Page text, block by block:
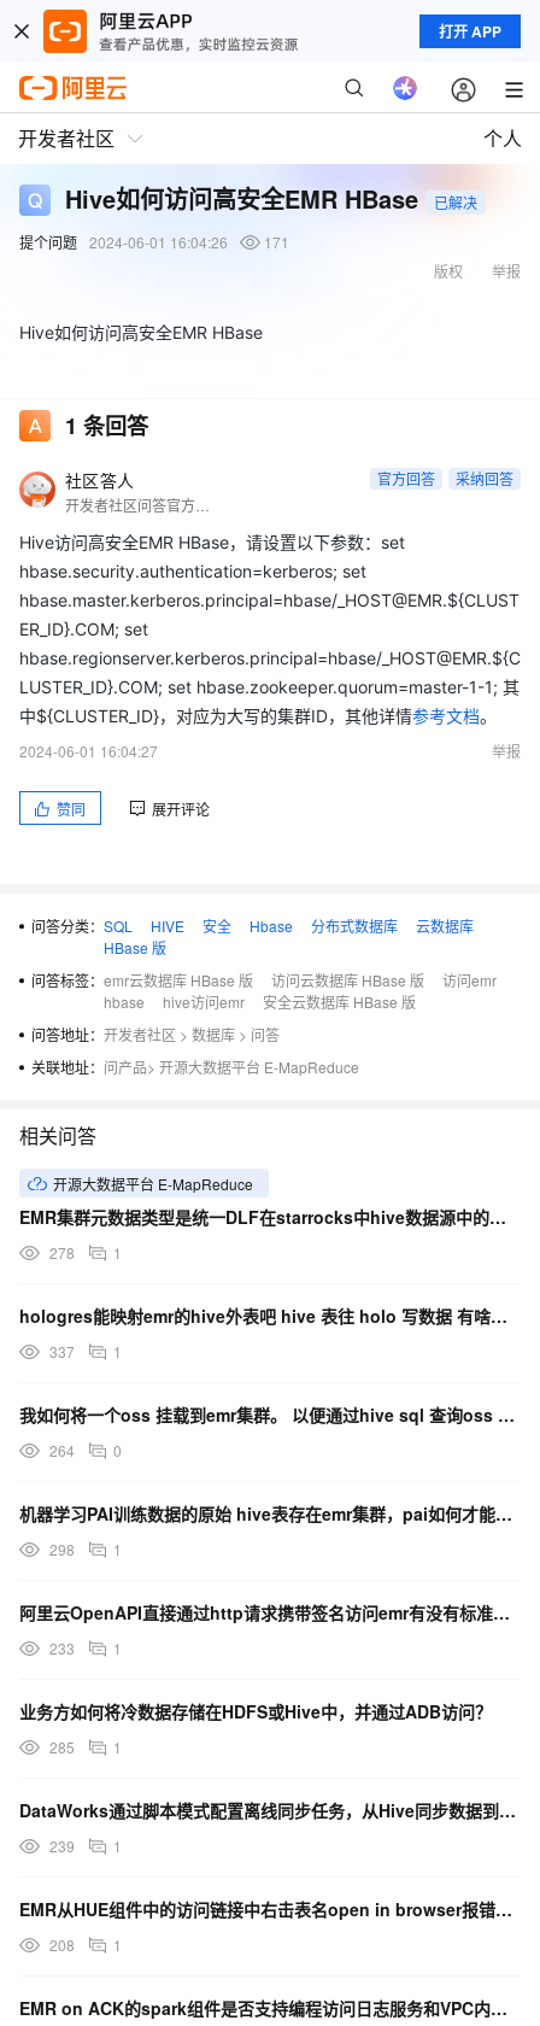
打开 APP
开发者社区 个人
Hive如何访问高安全EMR HBase
已解决
提个问题 2024-06-01 16:04:26
171
举报
版权
Hive如何访问高安全EMR HBase
1 条回答
社区答人 官方回答 采纳回答
Hive访问高安全EMR HBase，请设置以下参数：set
hbase.security.authentication=kerberos; set
hbase.master.kerberos.principal=hbase/_HOST@EMR.${CLUST
ER_ID}.COM; set
hbase.regionserver.kerberos.principal=hbase/_HOST@EMR.${C
LUSTER_ID}.COM; set hbase.zookeeper.quorum=master-1-1; 其
中${CLUSTER_ID}，对应为大写的集群ID，其他详情参考文档。
2024-06-01 16:04:27
举报
赞同 展开评论
问答分类： SQL HIVE 安全 Hbase 分布式数据库
云数据库
HBase 版
问答标签： emr云数据库 HBase 版 访问云数据库 HBase 版
访问emr
hbase
hive访问emr
安全云数据库 HBase 版
问答地址： 开发者社区 > 数据库 > 问答
关联地址： 问产品> 开源大数据平台 E-MapReduce
相关问答
开源大数据平台 E-MapReduce
EMR集群元数据类型是统一DLF在starrocks中hive数据源中的地址如何填写
278 1
hologres能映射emr的hive外表吧 hive 表往 holo 写数据 有啥好的办法 ？
337 1
我如何将一个oss 挂载到emr集群。 以便通过hive sql 查询oss 里的日志数据？
264 0
机器学习PAI训练数据的原始 hive表存在emr集群，pai如何才能组装好训练数据进行模型训练呢？
298 1
阿里云OpenAPI直接通过http请求携带签名访问emr有没有标准格式？
233 1
业务方如何将冷数据存储在HDFS或Hive中，并通过ADB访问？
285 1
DataWorks通过脚本模式配置离线同步任务，从Hive同步数据到HBase，是参数位置不对吗？
239 1
EMR从HUE组件中的访问链接中右击表名open in browser报错500 Server...
208 1
EMR on ACK的spark组件是否支持编程访问日志服务和VPC内的Redis和MongoDB